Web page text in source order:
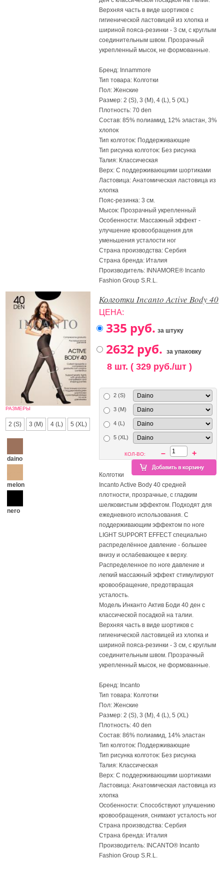
Верхняя часть в виде шортиков с
гигиенической ластовицей из хлопка и
шириной пояса-резинки - 3 см, с круглым
соединительным швом. Прозрачный
укрепленный мысок, не формованные.
Бренд: Innammore
Тип товара: Колготки
Пол: Женские
Размер: 2 (S), 3 (M), 4 (L), 5 (XL)
Плотность: 70 den
Состав: 85% полиамид, 12% эластан, 3%
хлопок
Тип колготок: Поддерживающие
Тип рисунка колготок: Без рисунка
Талия: Классическая
Верх: С поддерживающими шортиками
Ластовица: Анатомическая ластовица из
хлопка
Пояс-резинка: 3 см.
Мысок: Прозрачный укрепленный
Особенности: Массажный эффект -
улучшение кровообращения для
уменьшения усталости ног
Страна производства: Сербия
Страна бренда: Италия
Производитель: INNAMORE® Incanto
Fashion Group S.R.L.
РАЗМЕРЫ
2 (S) 3 (M) 4 (L) 5 (XL)
daino
melon
nero
Колготки Incanto Active Body 40
ЦЕНА:
за штуку
за упаковку
8 шт. ( 329 руб./шт )
2 (S)
3 (M)
4 (L)
5 (XL)
КОЛ-ВО: – +
Колготки
Incanto Active Body 40 средней
плотности, прозрачные, с гладким
шелковистым эффектом. Подходят для
ежедневного использования. С
поддерживающим эффектом по ноге
LIGHT SUPPORT EFFECT специально
распределённое давление - большее
внизу и ослабевающее к верху.
Распределенное по ноге давление и
легкий массажный эффект стимулируют
кровообращение, предотвращая
усталость.
Модель Инканто Актив Боди 40 ден с
классической посадкой на талии.
Верхняя часть в виде шортиков с
гигиенической ластовицей из хлопка и
шириной пояса-резинки - 3 см, с круглым
соединительным швом. Прозрачный
укрепленный мысок, не формованные.
Бренд: Incanto
Тип товара: Колготки
Пол: Женские
Размер: 2 (S), 3 (M), 4 (L), 5 (XL)
Плотность: 40 den
Состав: 86% полиамид, 14% эластан
Тип колготок: Поддерживающие
Тип рисунка колготок: Без рисунка
Талия: Классическая
Верх: С поддерживающими шортиками
Ластовица: Анатомическая ластовица из
хлопка
Особенности: Способствуют улучшению
кровообращения, снимают усталость ног
Страна производства: Сербия
Страна бренда: Италия
Производитель: INCANTO® Incanto
Fashion Group S.R.L.